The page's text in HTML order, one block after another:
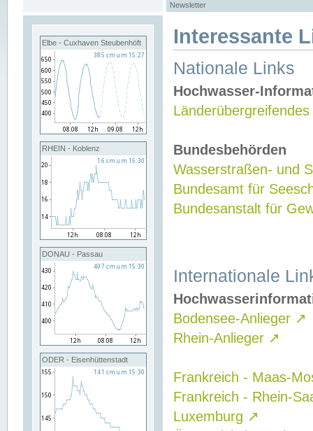
Newsletter
Elbe - Cuxhaven Steubenhöft
RHEIN - Koblenz
DONAU - Passau
ODER - Eisenhüttenstadt
Interessante
Nationale Links
Hochwasser-
Bundesbehörden
Wasserstraßen- und
Bundesamt für
Bundesanstalt für
Internationale
Bodensee-Anlieger ↗
Rhein-Anlieger ↗
Frankreich - Maas-
Frankreich - Rhein-
Luxemburg ↗